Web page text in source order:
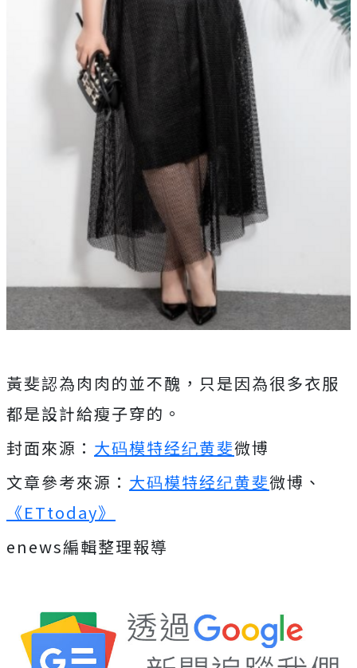
黃斐認為肉肉的並不醜，只是因為很多衣服
都是設計給瘦子穿的。
封面來源： 大码模特经纪黄斐微博
文章參考來源： 大码模特经纪黄斐微博、
《ETtoday》
enews編輯整理報導